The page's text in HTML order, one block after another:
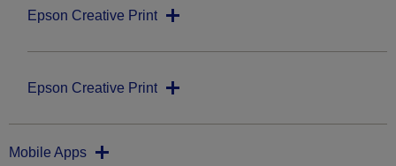
Epson Creative Print
Epson Creative Print
Mobile Apps